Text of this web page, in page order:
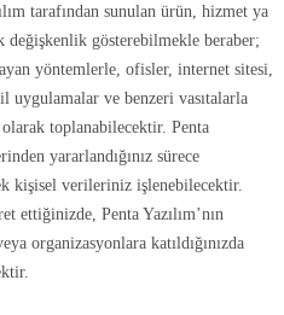
tarafından sunulan ürün, hizmet ya
değişkenlik gösterebilmekle beraber;
yöntemlerle, ofisler, internet sitesi,
uygulamalar ve benzeri vasıtalarla
toplanabilecektir. Penta
yararlandığınız sürece
kişisel verileriniz işlenebilecektir.
ettiğinizde, Penta Yazılım’nın
organizasyonlara katıldığınızda